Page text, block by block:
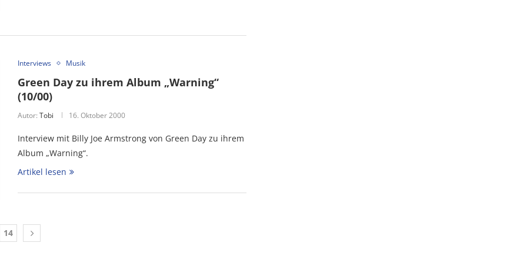
Interviews Musik
Green Day zu ihrem Album „Warning“
(10/00)
Autor: Tobi 16. Oktober 2000
Interview mit Billy Joe Armstrong von Green Day zu ihrem
Album „Warning“.
Artikel lesen
14